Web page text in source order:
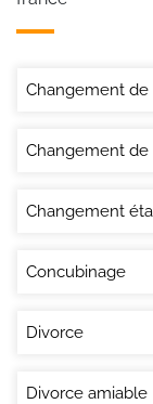
Changement de
Changement de
Changement
Concubinage
Divorce
Divorce amiable